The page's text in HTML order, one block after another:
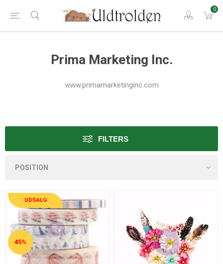
0
Prima Marketing Inc.
www.primamarketinginc.com
FILTERS
UDSALG
45%